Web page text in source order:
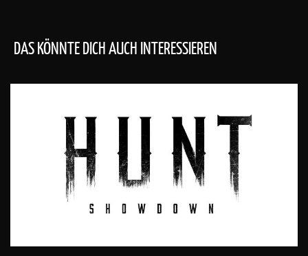
DAS KÖNNTE DICH AUCH INTERESSIEREN